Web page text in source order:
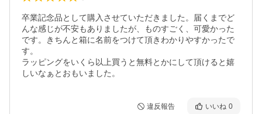
卒業記念品として購入させていただきました。届くまでど
んな感じが不安もありましたが、ものすごく、可愛かった
です。きちんと箱に名前をつけて頂きわかりやすかったで
す。
ラッピングをいくら以上買うと無料とかにして頂けると嬉
しいなぁとおもいました。
違反報告 いいね 0